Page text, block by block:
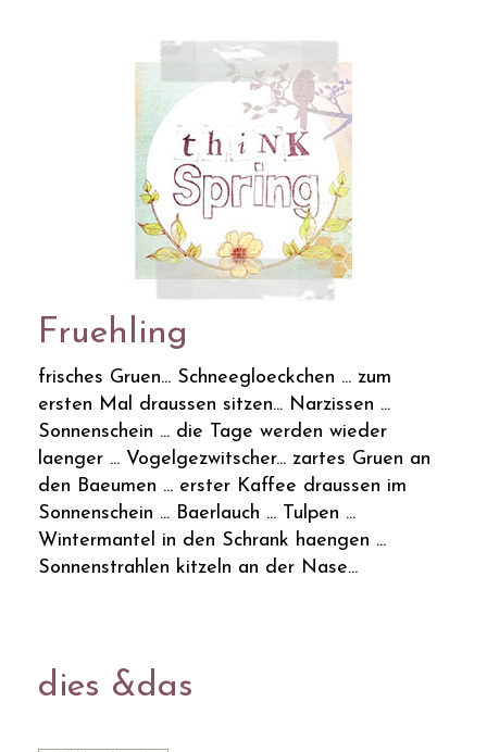
Fruehling
frisches Gruen... Schneegloeckchen ... zum
ersten Mal draussen sitzen... Narzissen ...
Sonnenschein ... die Tage werden wieder
laenger ... Vogelgezwitscher... zartes Gruen an
den Baeumen ... erster Kaffee draussen im
Sonnenschein ... Baerlauch ... Tulpen ...
Wintermantel in den Schrank haengen ...
Sonnenstrahlen kitzeln an der Nase...
dies &das